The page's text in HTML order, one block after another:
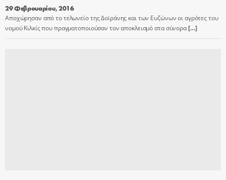
29 Φεβρουαρίου, 2016
Aποχώρησαν από το τελωνείο της Δοϊράνης και των Ευζώνων οι αγρότες του
νομού Κιλκίς που πραγματοποιούσαν τον αποκλεισμό στα σύνορα[…]